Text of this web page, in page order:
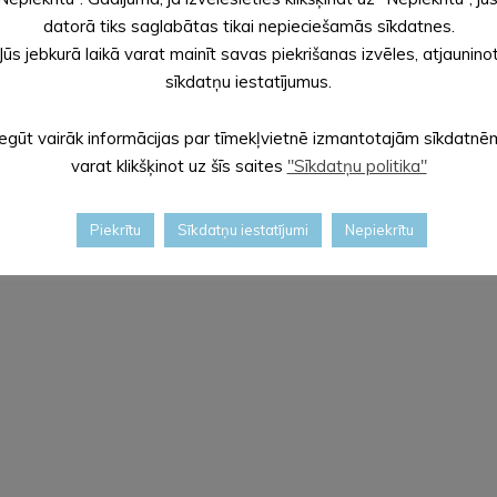
apstrādes jomās, tostarp lasītpratībā,
parūpēties par sevi un saviem tuvajiem.
40 pētījumā iesaistītajām valstīm varēs izstrādāt
Nr. 8.3.6.1/16/I/001 „Dalība starptautiskos izglītības
datorā tiks saglabātas tikai nepieciešamās sīkdatnes.
Jūs jebkurā laikā varat mainīt savas piekrišanas izvēles,
sīkdatņu iestatījumus.
vairāk informācijas par tīmekļvietnē izmantotajām
varat klikšķinot uz šīs saites "Sīkdatņu politika"
Piekrītu Sīkdatņu iestatījumi Nepiekrītu